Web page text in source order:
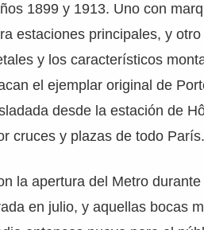
1899 y 1913. Uno con
estaciones principales, y
y los característicos
el ejemplar original de
desde la estación de
cruces y plazas de todo
la apertura del Metro
en julio, y aquellas bocas